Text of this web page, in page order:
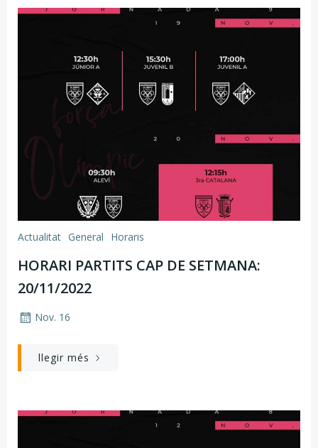
Actualitat General Horaris
HORARI PARTITS CAP DE SETMANA:
20/11/2022
Nov. 16
llegir més